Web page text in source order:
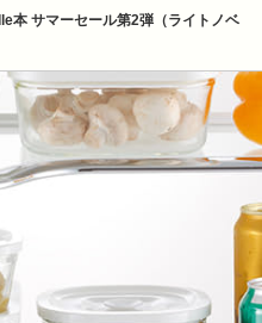
本 サマーセール第2弾（ライトノベ